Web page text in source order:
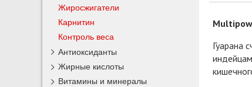
Гуарана
Жиросжигатели
Карнитин
Контроль веса
Антиоксиданты
Жирные кислоты
Витамины и минералы